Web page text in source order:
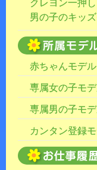
クレヨン一押し
男の子のキッ
赤ちゃんモデル
専属女の子モ
専属男の子モ
カンタン登録